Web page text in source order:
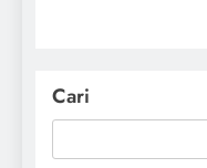
Cari